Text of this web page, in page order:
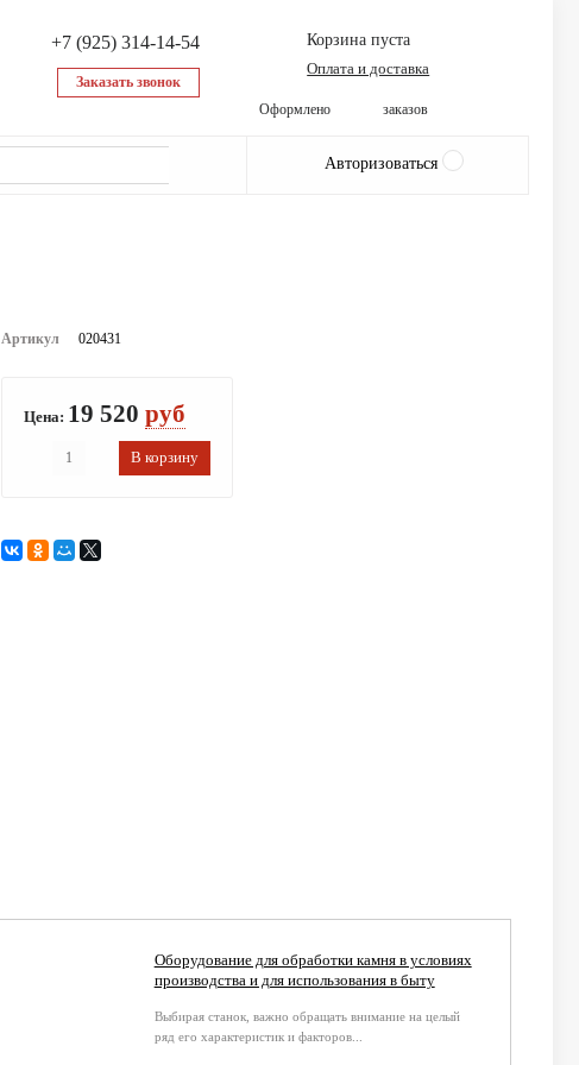
Корзина пуста
Оплата и доставка
Оформлено заказов
+7 (925) 314-14-54
Заказать звонок
Авторизоваться
Артикул 020431
Цена: 19 520руб
Оборудование для обработки камня в условиях
производства и для использования в быту
Выбирая станок, важно обращать внимание на целый
ряд его характеристик и факторов...